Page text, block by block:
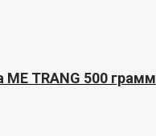
TRANG 500 грамм